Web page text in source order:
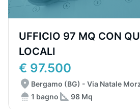
UFFICIO 97 MQ CON
LOCALI
€ 97.500
Bergamo (BG) - Via Natale
1 bagno
98 Mq